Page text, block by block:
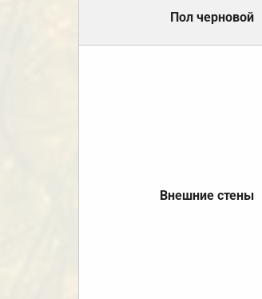
Пол черновой
Внешние стены